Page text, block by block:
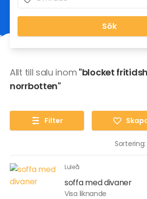
Sök
Allt till salu inom "blocket
norrbotten"
Filter
Sortering:
Luleå
soffa med divaner
Visa liknande